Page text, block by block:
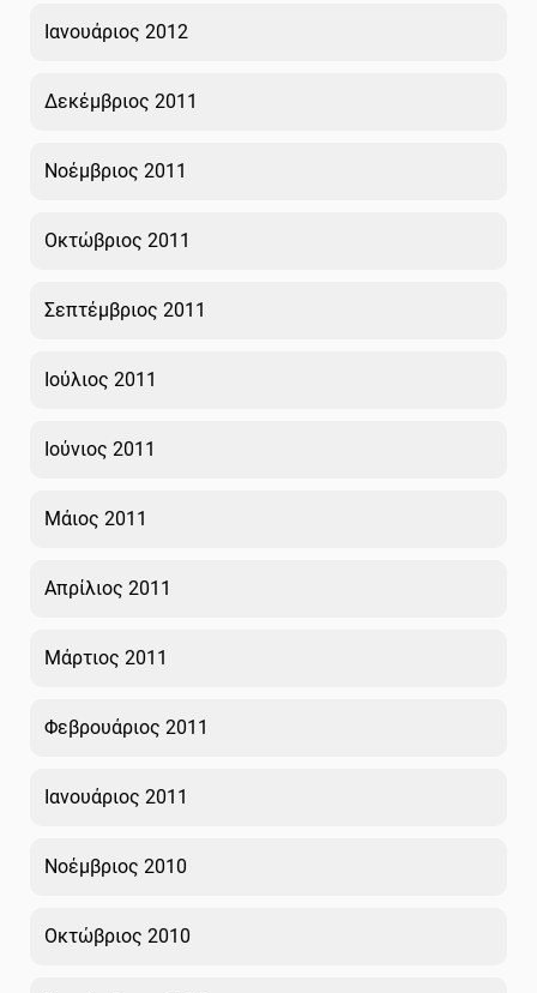
Ιανουάριος 2012
Δεκέμβριος 2011
Νοέμβριος 2011
Οκτώβριος 2011
Σεπτέμβριος 2011
Ιούλιος 2011
Ιούνιος 2011
Μάιος 2011
Απρίλιος 2011
Μάρτιος 2011
Φεβρουάριος 2011
Ιανουάριος 2011
Νοέμβριος 2010
Οκτώβριος 2010